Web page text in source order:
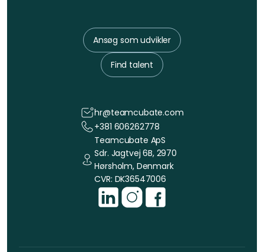
Ansøg som udvikler
Find talent
hr@teamcubate.com
+381 606262778
Teamcubate ApS
Sdr. Jagtvej 6B, 2970
Hørsholm, Denmark
CVR: DK36547006